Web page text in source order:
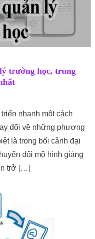
trường học, trung
nhanh một cách
đổi về những phương
là trong bối cảnh đại
đổi mô hình giảng
trở […]